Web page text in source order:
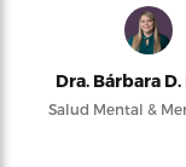
Dra. Bárbara
Salud Mental &